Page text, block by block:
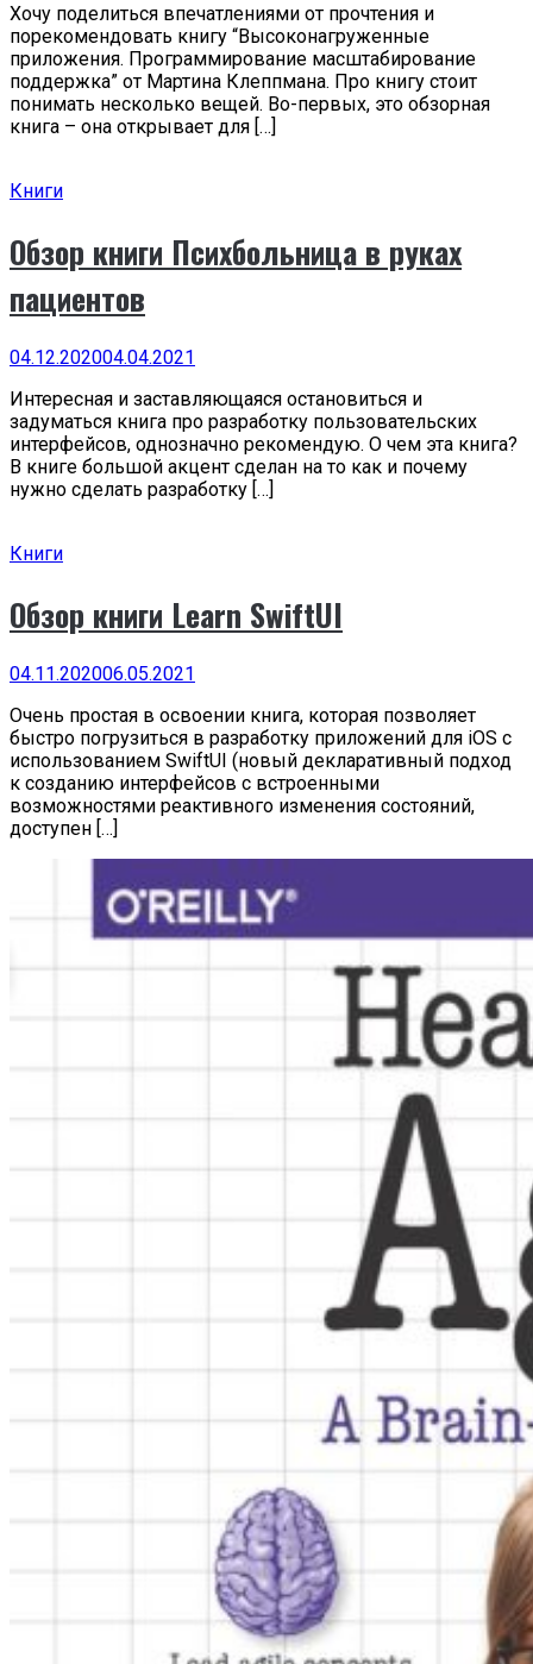
Хочу поделиться впечатлениями от прочтения и
порекомендовать книгу “Высоконагруженные
приложения. Программирование масштабирование
поддержка” от Мартина Клеппмана. Про книгу стоит
понимать несколько вещей. Во-первых, это обзорная
книга – она открывает для […]
Книги
Обзор книги Психбольница в руках
пациентов
04.12.202004.04.2021
Интересная и заставляющаяся остановиться и
задуматься книга про разработку пользовательских
интерфейсов, однозначно рекомендую. О чем эта книга?
В книге большой акцент сделан на то как и почему
нужно сделать разработку […]
Книги
Обзор книги Learn SwiftUI
04.11.202006.05.2021
Очень простая в освоении книга, которая позволяет
быстро погрузиться в разработку приложений для iOS с
использованием SwiftUI (новый декларативный подход
к созданию интерфейсов с встроенными
возможностями реактивного изменения состояний,
доступен […]